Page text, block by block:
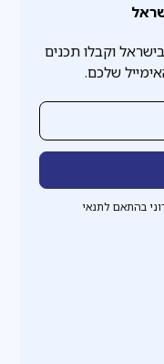
וקבלו תכנים
שלכם.
בהתאם לתנאי